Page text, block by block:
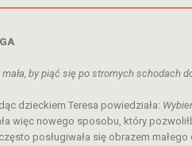
by piąć się po stromych schodach
dzieckiem Teresa powiedziała:
więc nowego sposobu, który
posługiwała się obrazem